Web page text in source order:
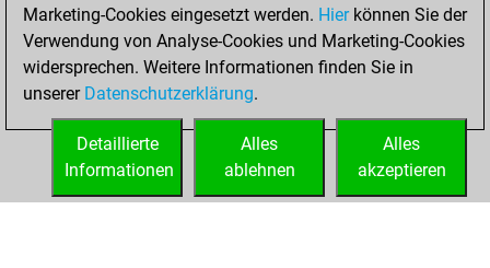
Freitag,
Dezember 4, 2020
You created
your Fritz account
Marketing-Cookies eingesetzt werden. Hierkönnen Sie der
Verwendung von Analyse-Cookies und Marketing-Cookies
widersprechen. Weitere Informationen finden Sie in
unserer Datenschutzerklärung.
Alles
akzeptieren
Alles
ablehnen
Detaillierte
Informationen